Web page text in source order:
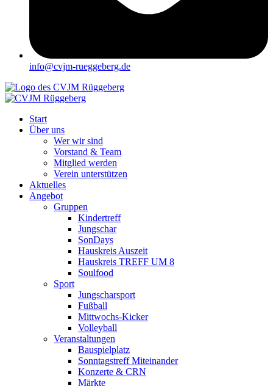
info@cvjm-rueggeberg.de
Start
Über uns
Wer wir sind
Vorstand & Team
Mitglied werden
Verein unterstützen
Aktuelles
Angebot
Gruppen
Kindertreff
Jungschar
SonDays
Hauskreis Auszeit
Hauskreis TREFF UM 8
Soulfood
Sport
Jungscharsport
Fußball
Mittwochs-Kicker
Volleyball
Veranstaltungen
Bauspielplatz
Sonntagstreff Miteinander
Konzerte & CRN
Märkte